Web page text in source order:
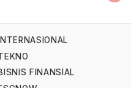
INTERNASIONAL
FINANSIAL